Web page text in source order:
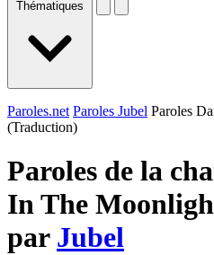
Thématiques
Paroles.net Paroles Jubel Paroles
(Traduction)
Paroles de la
In The
par Jubel